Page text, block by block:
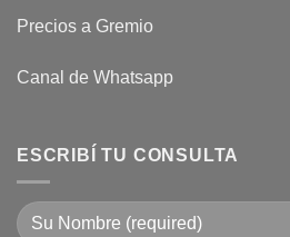
Precios a Gremio
Canal de Whatsapp
ESCRIBÍ TU CONSULTA